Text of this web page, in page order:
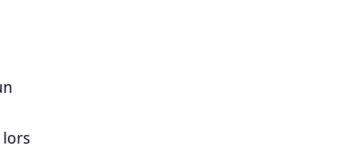
lors